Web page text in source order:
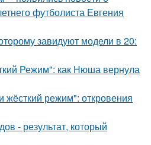
футболиста Евгения
завидуют модели в 20:
Режим": как Нюша вернула
жёсткий режим": откровения
- результат, который